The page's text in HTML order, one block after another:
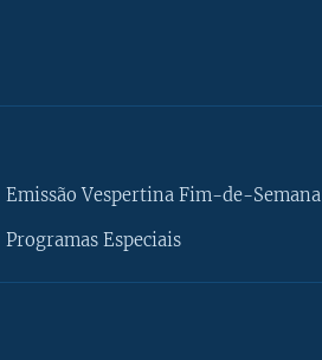
Emissão Vespertina Fim-de-Semana
Programas Especiais